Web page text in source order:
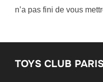
n’a pas fini de vous
TOYS CLUB